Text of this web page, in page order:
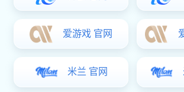
输和贮存要求,描述了相应试验方法。 本文件适
消防水炮厂家全流程检测体系解析
一、原材料检测‌‌质检签字‌：所有原材料（如金属
电机组件、电子元件等）需经第三方检测机构
验室进行成分分析、抗拉强度、耐腐蚀性等测
原材料检验标准后由